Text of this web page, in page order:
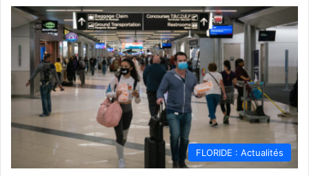
FLORIDE : Actualités